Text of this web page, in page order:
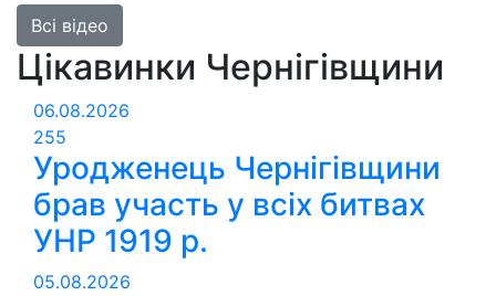
Всі відео
Цікавинки Чернігівщини
06.08.2026
255
Уродженець Чернігівщини
брав участь у всіх битвах
УНР 1919 р.
05.08.2026